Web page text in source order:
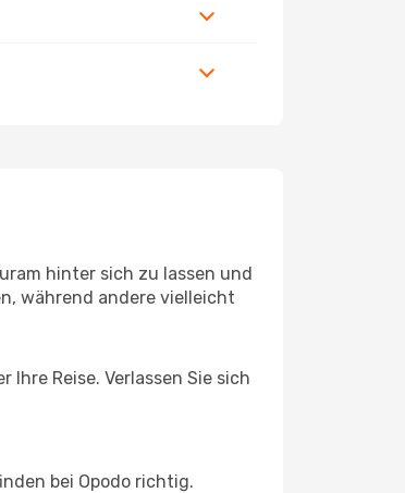
hinter sich zu lassen und
während andere vielleicht
Reise. Verlassen Sie sich
bei Opodo richtig.